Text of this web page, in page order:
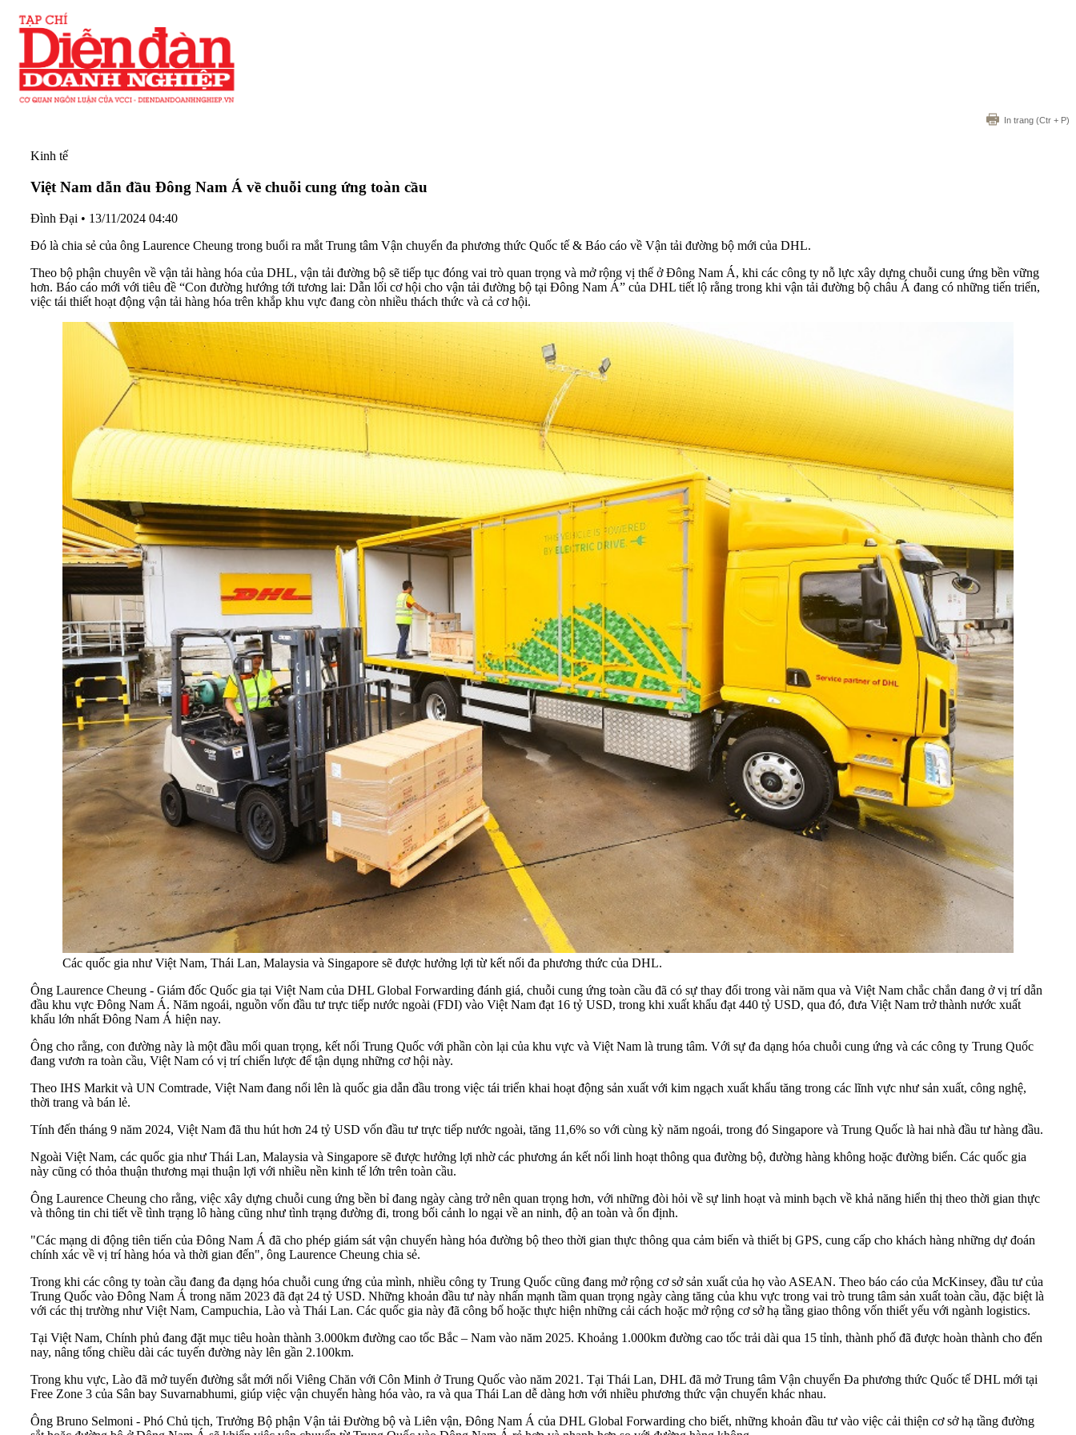
In trang (Ctr + P)
Kinh tế
Việt Nam dẫn đầu Đông Nam Á về chuỗi cung ứng toàn cầu
Đình Đại • 13/11/2024 04:40
Đó là chia sẻ của ông Laurence Cheung trong buổi ra mắt Trung tâm Vận chuyển đa phương thức Quốc tế & Báo cáo về Vận tải đường bộ mới của DHL.
Theo bộ phận chuyên về vận tải hàng hóa của DHL, vận tải đường bộ sẽ tiếp tục đóng vai trò quan trọng và mở rộng vị thế ở Đông Nam Á, khi các công ty nỗ lực xây dựng chuỗi cung ứng bền vững
hơn. Báo cáo mới với tiêu đề “Con đường hướng tới tương lai: Dẫn lối cơ hội cho vận tải đường bộ tại Đông Nam Á” của DHL tiết lộ rằng trong khi vận tải đường bộ châu Á đang có những tiến triển,
việc tái thiết hoạt động vận tải hàng hóa trên khắp khu vực đang còn nhiều thách thức và cả cơ hội.
Các quốc gia như Việt Nam, Thái Lan, Malaysia và Singapore sẽ được hưởng lợi từ kết nối đa phương thức của DHL.
Ông Laurence Cheung - Giám đốc Quốc gia tại Việt Nam của DHL Global Forwarding đánh giá, chuỗi cung ứng toàn cầu đã có sự thay đổi trong vài năm qua và Việt Nam chắc chắn đang ở vị trí dẫn
đầu khu vực Đông Nam Á. Năm ngoái, nguồn vốn đầu tư trực tiếp nước ngoài (FDI) vào Việt Nam đạt 16 tỷ USD, trong khi xuất khẩu đạt 440 tỷ USD, qua đó, đưa Việt Nam trở thành nước xuất
khẩu lớn nhất Đông Nam Á hiện nay.
Ông cho rằng, con đường này là một đầu mối quan trọng, kết nối Trung Quốc với phần còn lại của khu vực và Việt Nam là trung tâm. Với sự đa dạng hóa chuỗi cung ứng và các công ty Trung Quốc
đang vươn ra toàn cầu, Việt Nam có vị trí chiến lược để tận dụng những cơ hội này.
Theo IHS Markit và UN Comtrade, Việt Nam đang nổi lên là quốc gia dẫn đầu trong việc tái triển khai hoạt động sản xuất với kim ngạch xuất khẩu tăng trong các lĩnh vực như sản xuất, công nghệ,
thời trang và bán lẻ.
Tính đến tháng 9 năm 2024, Việt Nam đã thu hút hơn 24 tỷ USD vốn đầu tư trực tiếp nước ngoài, tăng 11,6% so với cùng kỳ năm ngoái, trong đó Singapore và Trung Quốc là hai nhà đầu tư hàng đầu.
Ngoài Việt Nam, các quốc gia như Thái Lan, Malaysia và Singapore sẽ được hưởng lợi nhờ các phương án kết nối linh hoạt thông qua đường bộ, đường hàng không hoặc đường biển. Các quốc gia
này cũng có thỏa thuận thương mại thuận lợi với nhiều nền kinh tế lớn trên toàn cầu.
Ông Laurence Cheung cho rằng, việc xây dựng chuỗi cung ứng bền bỉ đang ngày càng trở nên quan trọng hơn, với những đòi hỏi về sự linh hoạt và minh bạch về khả năng hiển thị theo thời gian thực
và thông tin chi tiết về tình trạng lô hàng cũng như tình trạng đường đi, trong bối cảnh lo ngại về an ninh, độ an toàn và ổn định.
"Các mạng di động tiên tiến của Đông Nam Á đã cho phép giám sát vận chuyển hàng hóa đường bộ theo thời gian thực thông qua cảm biến và thiết bị GPS, cung cấp cho khách hàng những dự đoán
chính xác về vị trí hàng hóa và thời gian đến", ông Laurence Cheung chia sẻ.
Trong khi các công ty toàn cầu đang đa dạng hóa chuỗi cung ứng của mình, nhiều công ty Trung Quốc cũng đang mở rộng cơ sở sản xuất của họ vào ASEAN. Theo báo cáo của McKinsey, đầu tư của
Trung Quốc vào Đông Nam Á trong năm 2023 đã đạt 24 tỷ USD. Những khoản đầu tư này nhấn mạnh tầm quan trọng ngày càng tăng của khu vực trong vai trò trung tâm sản xuất toàn cầu, đặc biệt là
với các thị trường như Việt Nam, Campuchia, Lào và Thái Lan. Các quốc gia này đã công bố hoặc thực hiện những cải cách hoặc mở rộng cơ sở hạ tầng giao thông vốn thiết yếu với ngành logistics.
Tại Việt Nam, Chính phủ đang đặt mục tiêu hoàn thành 3.000km đường cao tốc Bắc – Nam vào năm 2025. Khoảng 1.000km đường cao tốc trải dài qua 15 tỉnh, thành phố đã được hoàn thành cho đến
nay, nâng tổng chiều dài các tuyến đường này lên gần 2.100km.
Trong khu vực, Lào đã mở tuyến đường sắt mới nối Viêng Chăn với Côn Minh ở Trung Quốc vào năm 2021. Tại Thái Lan, DHL đã mở Trung tâm Vận chuyển Đa phương thức Quốc tế DHL mới tại
Free Zone 3 của Sân bay Suvarnabhumi, giúp việc vận chuyển hàng hóa vào, ra và qua Thái Lan dễ dàng hơn với nhiều phương thức vận chuyển khác nhau.
Ông Bruno Selmoni - Phó Chủ tịch, Trưởng Bộ phận Vận tải Đường bộ và Liên vận, Đông Nam Á của DHL Global Forwarding cho biết, những khoản đầu tư vào việc cải thiện cơ sở hạ tầng đường